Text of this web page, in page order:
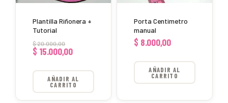
Plantilla Riñonera +
Tutorial
$20.000,00
$ 15.000,00
AÑADIR AL
CARRITO
Porta Centimetro
manual
$ 8.000,00
AÑADIR AL
CARRITO